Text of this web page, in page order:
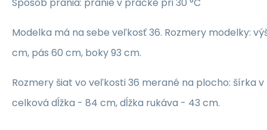
Modelka má na sebe veľkosť 36. Rozmery modelky:
cm, pás 60 cm, boky 93 cm.
Rozmery šiat vo veľkosti 36 merané na plocho: šírka
celková dĺžka - 84 cm, dĺžka rukáva - 43 cm.